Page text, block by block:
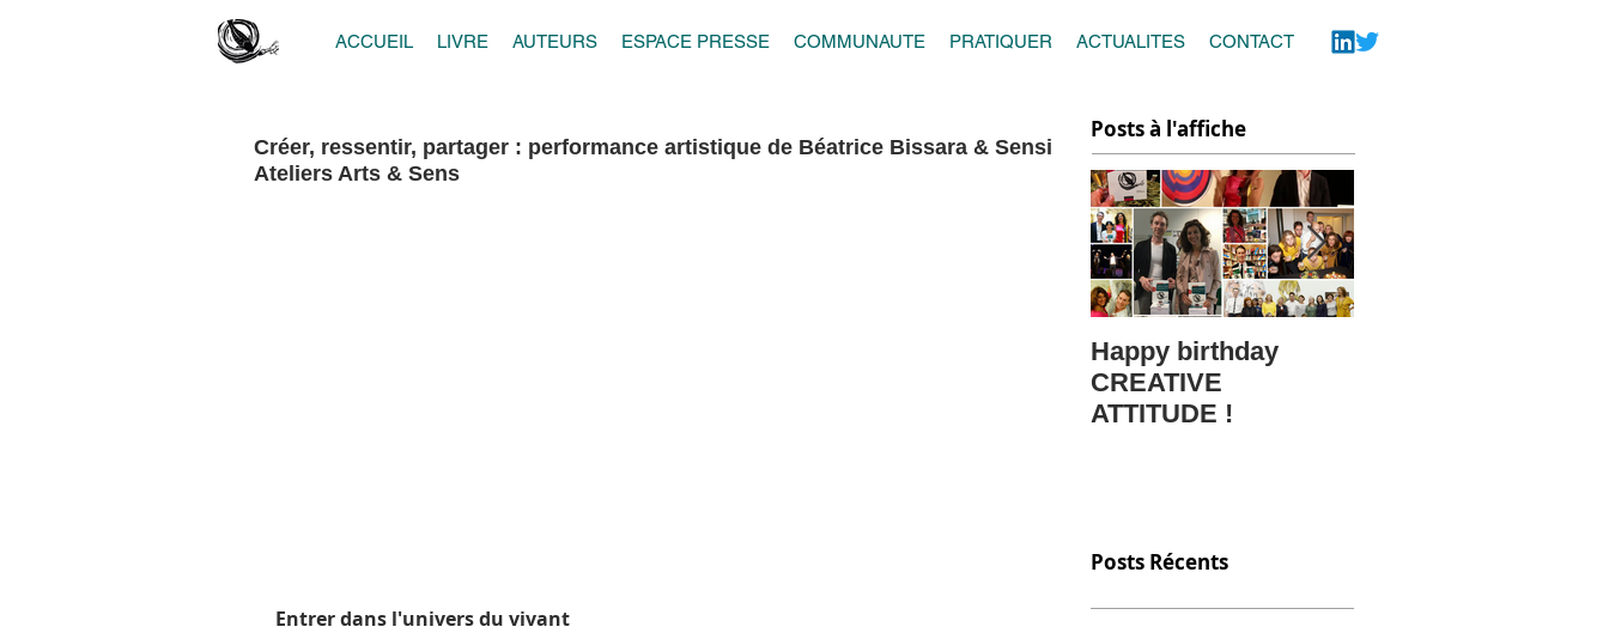
ACCUEIL LIVRE AUTEURS ESPACE PRESSE COMMUNAUTE PRATIQUER ACTUALITES CONTACT
Créer, ressentir, partager : performance artistique de Béatrice Bissara & Sensi
Ateliers Arts & Sens
Entrer dans l'univers du vivant
Posts à l'affiche
Happy birthday
CREATIVE
ATTITUDE !
Posts Récents